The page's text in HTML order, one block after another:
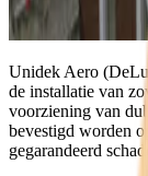
Unidek Aero
de installatie van
voorziening van
bevestigd worden
gegarandeerd